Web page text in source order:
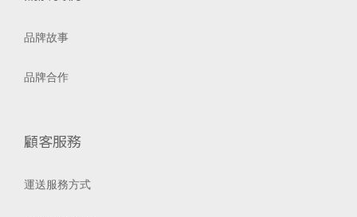
品牌故事
品牌合作
顧客服務
運送服務方式